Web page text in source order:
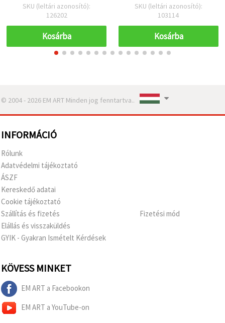
hobbi ékszerkészítéshez,
európai stílusú
db/csomag
SKU (leltári azonosító):
126202
Kosárba
10×8,5×5 mm, lyuk: 1 mm,
piros, 20 g (~80 db)
SKU (leltári azonosító):
103114
Kosárba
© 2004 - 2026 EM ART Minden jog fenntartva..
INFORMÁCIÓ
Rólunk
Adatvédelmi tájékoztató
ÁSZF
Kereskedő adatai
Cookie tájékoztató
Szállítás és fizetés
Elállás és visszaküldés
GYIK - Gyakran Ismételt Kérdések
Fizetési mód
KÖVESS MINKET
EM ART a Facebookon
EM ART a YouTube-on